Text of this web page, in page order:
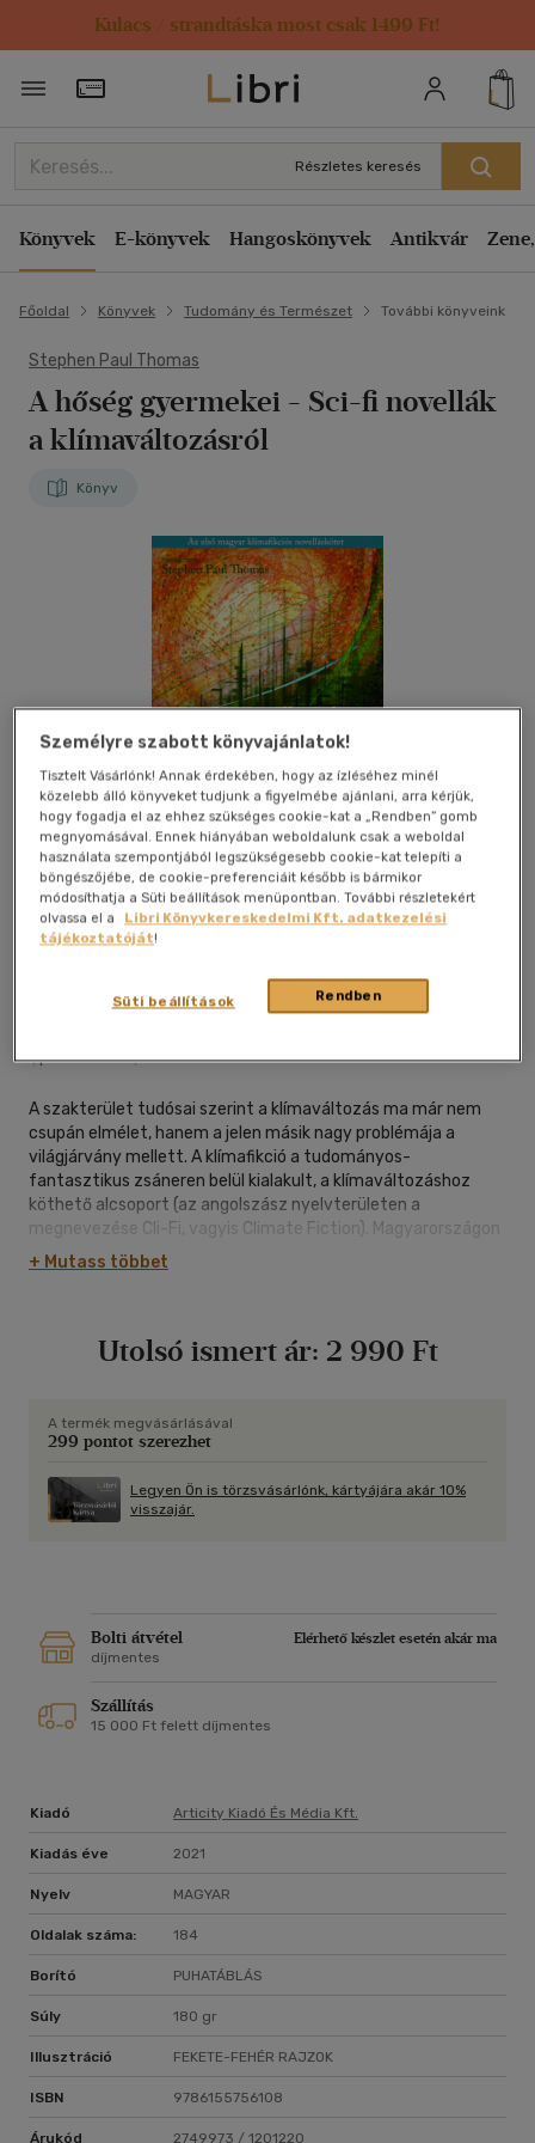
Kulacs / strandtáska most csak 1499 Ft!
Törzsvásárlói Kártya adatai
Részletes keresés
Könyvek E-könyvek Hangoskönyvek Antikvár
Főoldal Könyvek Tudomány és Természet További könyveink
Stephen Paul Thomas
A hőség gyermekei - Sci-fi novellák
a klímaváltozásról
Könyv
Kívánságlistához adom
|puhatáblás|184 oldal
A szakterület tudósai szerint a klímaváltozás ma már nem
csupán elmélet, hanem a jelen másik nagy problémája a
világjárvány mellett. A klímafikció a tudományos-
fantasztikus zsáneren belül kialakult, a klímaváltozáshoz
köthető alcsoport (az angolszász nyelvterületen a
megnevezése Cli-Fi, vagyis Climate Fiction). Magyarországon
ez az első kötet, amely rövid történeteken keresztül próbálja
bemutatni, hogy a szerzők mit gondolnak erről a
részét képezik.
jövendőbeli, fiatal kutató (Ürge Dóra, Ürge-Vorsatz Diána
klímakutató lánya), aki más aspektusból szemléli az
közeljövő lehetséges történéseihez kötni). A minden
hagyománytól mentes utószó pedig az újságíró, Szedlák
+ Mutass többet
Utolsó ismert ár: 2 990 Ft
A termék megvásárlásával
299 pontot szerezhet
Legyen Ön is törzsvásárlónk, kártyájára akár 10%
visszajár.
Bolti átvétel
Elérhető készlet esetén akár ma
díjmentes
Szállítás
15 000 Ft felett díjmentes
Kiadó Articity Kiadó És Média Kft.
Kiadás éve 2021
Nyelv MAGYAR
Oldalak száma: 184
Borító PUHATÁBLÁS
Súly 180 gr
Illusztráció FEKETE-FEHÉR RAJZOK
ISBN 9786155756108
Árukód 2749973 / 1201220
Személyre szabott könyvajánlatok!
Tisztelt Vásárlónk! Annak érdekében, hogy az ízléséhez minél
közelebb álló könyveket tudjunk a figyelmébe ajánlani, arra kérjük,
hogy fogadja el az ehhez szükséges cookie-kat a „Rendben” gomb
megnyomásával. Ennek hiányában weboldalunk csak a weboldal
használata szempontjából legszükségesebb cookie-kat telepíti a
böngészőjébe, de cookie-preferenciáit később is bármikor
módosíthatja a Süti beállítások menüpontban. További részletekért
olvassa el a
Libri Könyvkereskedelmi Kft. adatkezelési
tájékoztatóját!
Rendben
Süti beállítások